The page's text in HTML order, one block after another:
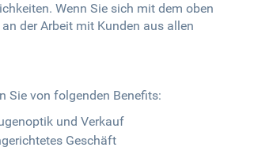
Wenn Sie sich mit dem oben
der Arbeit mit Kunden aus allen
Sie von folgenden Benefits:
und Verkauf
Geschäft